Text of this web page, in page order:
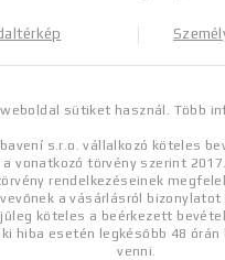
weboldal sütiket használ. Több
s.r.o. vállalkozó köteles
vonatkozó törvény szerint
rendelkezéseinek
vevőnek a vásárlásról
köteles a beérkezett
hiba esetén legkésőbb 48
venni.